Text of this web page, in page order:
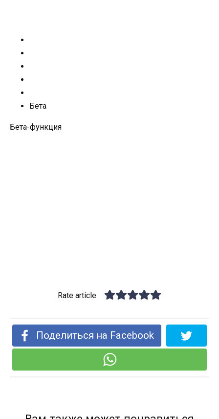
Бета
Бета-функция
Rate article
Поделиться на Facebook